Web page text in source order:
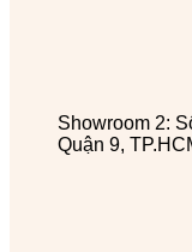
Showroom 2:
Quận 9,